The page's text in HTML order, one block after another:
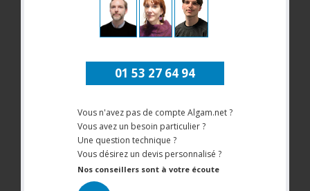
01 53 27 64 94
Vous n'avez pas de compte Algam.net ?
Vous avez un besoin particulier ?
Une question technique ?
Vous désirez un devis personnalisé ?
Nos conseillers sont à votre écoute